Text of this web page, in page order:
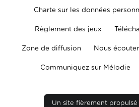
Charte sur les données
Règlement des jeux
Zone de diffusion Nous écouter
Communiquez sur Mélodie
Un site fièrement propulsé